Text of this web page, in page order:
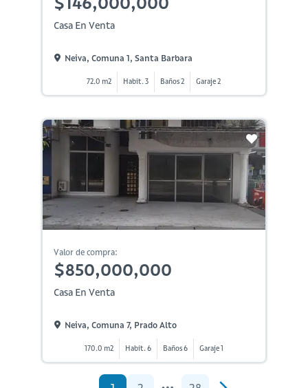
Casa En Venta
Neiva, Comuna 1, Santa Barbara
72.0 m2 Habit. 3 Baños 2 Garaje 2
Valor de compra:
$850,000,000
Casa En Venta
Neiva, Comuna 7, Prado Alto
170.0 m2 Habit. 6 Baños 6 Garaje 1